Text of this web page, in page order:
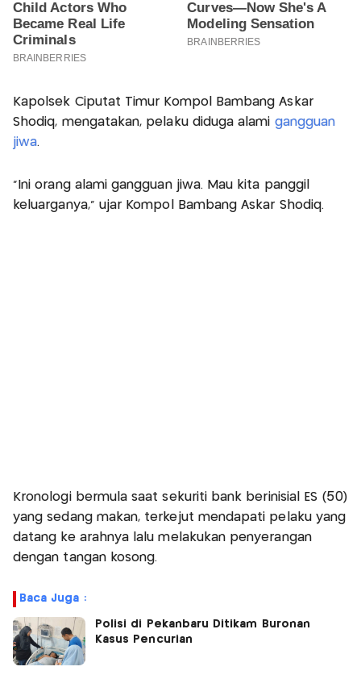
Kapolsek Ciputat Timur Kompol Bambang Askar
Shodiq, mengatakan, pelaku diduga alami gangguan
jiwa.
"Ini orang alami gangguan jiwa. Mau kita panggil
keluarganya," ujar Kompol Bambang Askar Shodiq.
Kronologi bermula saat sekuriti bank berinisial ES (50)
yang sedang makan, terkejut mendapati pelaku yang
datang ke arahnya lalu melakukan penyerangan
dengan tangan kosong.
Baca Juga :
Polisi di Pekanbaru Ditikam Buronan
Kasus Pencurian